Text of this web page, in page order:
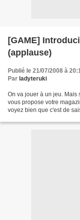
[GAME]
(applause)
Publié le 21/07/2008 à
Par ladyteruki
On va jouer à un jeu. Mais
vous propose votre
voyez bien que c'est de